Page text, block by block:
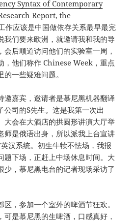
Syntax of Contemporary
Report, the
作应该是中国做依存关系最早最完
我们要来欧洲，就邀请我和我的导
会后顺道访问他们的实验室一周，
，他们称作 Chinese Week，重点
一些疑难问题。
邀嘉宾，邀请者是慕尼黑机器翻译
公司的S先生。这是我第一次出
大会在大酒店的拱圆形讲演大厅举
师是俄语出身，所以派我上台宣讲
汉系统。初生牛犊不怯场，我报
题下场，正赶上中场休息时间。大
少，慕尼黑电台的记者现场采访了
，参加一个室外的啤酒节狂欢。
可是慕尼黑的生啤酒，口感真好，